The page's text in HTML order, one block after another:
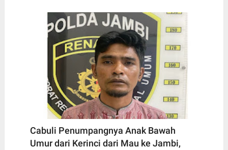
Cabuli Penumpangnya Anak Bawah
Umur dari Kerinci dari Mau ke Jambi,